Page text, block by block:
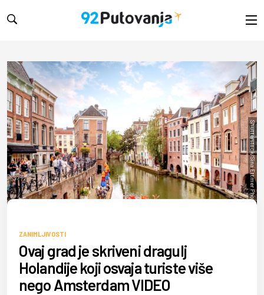
Shutterstock/Sina Ettmer Photography
ZANIMLJIVOSTI
Ovaj grad je skriveni dragulj
Holandije koji osvaja turiste više
nego Amsterdam VIDEO